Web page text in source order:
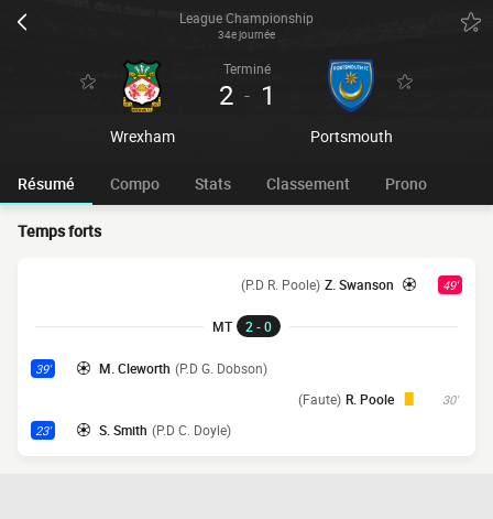
League Championship
34e journée
Wrexham
Terminé
2 - 1
Portsmouth
Résumé Compo Stats Classement Prono
Temps forts
49'
Z. Swanson
(P.D R. Poole)
MT 2 - 0
39' M. Cleworth (P.D G. Dobson)
30'
R. Poole
(Faute)
23' S. Smith (P.D C. Doyle)